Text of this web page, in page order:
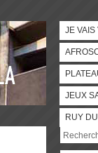
JE VAIS
JEUX
RUY